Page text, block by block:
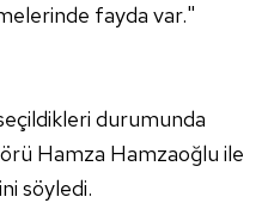
fayda var."
durumunda
Hamza Hamzaoğlu ile
söyledi.